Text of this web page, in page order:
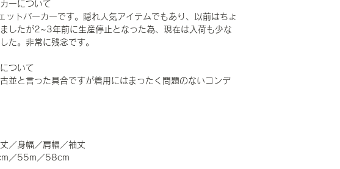
ーについて
ットパーカーです。隠れ人気アイテムでもあり、以前はちょ
したが2~3年前に生産停止となった為、現在は入荷も少な
た。非常に残念です。
ついて
並と言った具合ですが着用にはまったく問題のないコンデ
／身幅／肩幅／袖丈
／55m／58cm